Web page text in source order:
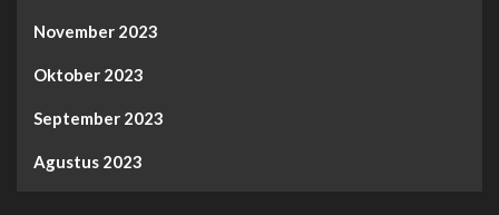
November 2023
Oktober 2023
September 2023
Agustus 2023